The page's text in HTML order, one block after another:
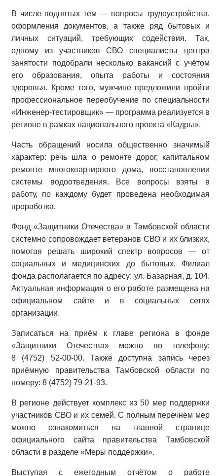
В числе поднятых тем — вопросы трудоустройства,
оформления документов, а также ряд бытовых и
личных ситуаций, требующих содействия. Так,
одному из участников СВО специалисты центра
занятости подобрали несколько вакансий с учётом
его образования, опыта работы и состояния
здоровья. Кроме того, мужчине предложили пройти
профессиональное переобучение по специальности
«Инженер‑тестировщик» — программа реализуется в
регионе в рамках национального проекта «Кадры».
Часть обращений носила общественно значимый
характер: речь шла о ремонте дорог, капитальном
ремонте многоквартирного дома, восстановлении
системы водоотведения. Все вопросы взяты в
работу, по каждому будет проведена необходимая
проработка.
Фонд «Защитники Отечества» в Тамбовской области
системно сопровождает ветеранов СВО и их близких,
помогая решать широкий спектр вопросов — от
социальных и медицинских до бытовых. Филиал
фонда располагается по адресу: ул. Базарная, д. 104.
Актуальная информация о его работе размещена на
официальном сайте и в социальных сетях
организации.
Записаться на приём к главе региона в фонде
«Защитники Отечества» можно по телефону:
8 (4752) 52-00-00. Также доступна запись через
приёмную правительства Тамбовской области по
номеру: 8 (4752) 79-21-93.
В регионе действует комплекс из 50 мер поддержки
участников СВО и их семей. С полным перечнем мер
можно ознакомиться на главной странице
официального сайта правительства Тамбовской
области в разделе «Меры поддержки».
Выступая с ежегодным отчётом о работе